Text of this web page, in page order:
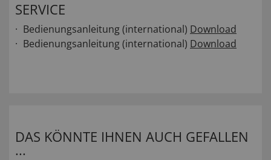
SERVICE
Bedienungsanleitung (international) Download
Bedienungsanleitung (international) Download
DAS KÖNNTE IHNEN AUCH GEFALLEN
...